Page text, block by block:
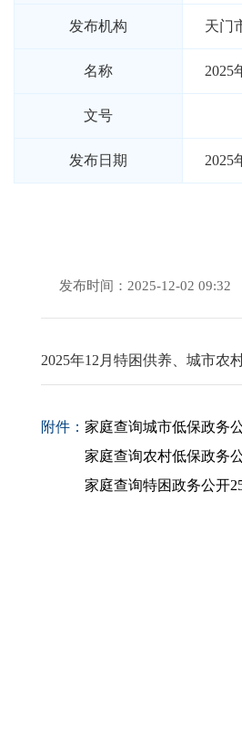
发布机构 天门
名称 2025
文号
发布日期 2025
发布时间：2025-12-02 09:32
2025年12月特困供养、城市农
附件： 家庭查询城市低保政务
家庭查询农村低保政务
家庭查询特困政务公开